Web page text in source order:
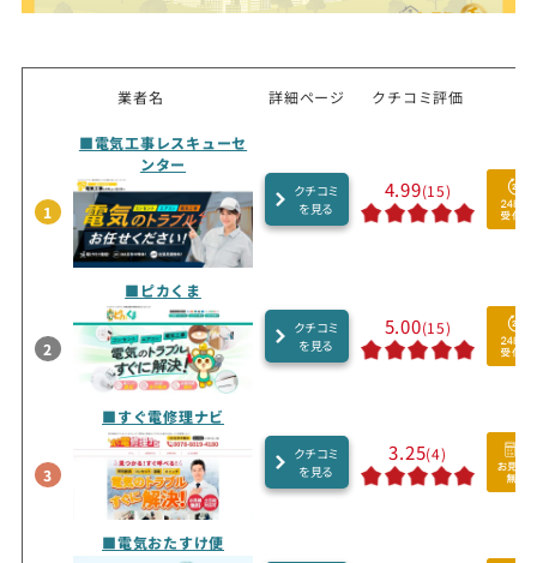
業者名 詳細ページ クチコミ評価
1
■電気工事レスキューセ
ンター
クチコミ
を見る
4.99(15)
2
■ピカくま
クチコミ
を見る
5.00(15)
3
■すぐ電修理ナビ
クチコミ
を見る
3.25(4)
■電気おたすけ便